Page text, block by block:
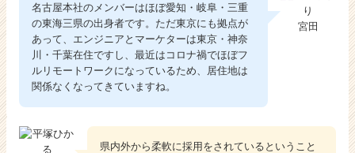
宮田
名古屋本社のメンバーはほぼ愛知・岐阜・三重
の東海三県の出身者です。ただ東京にも拠点が
あって、エンジニアとマーケターは東京・神奈
川・千葉在住ですし、最近はコロナ禍でほぼフ
ルリモートワークになっているため、居住地は
関係なくなってきていますね。
県内外から柔軟に採用をされているということ